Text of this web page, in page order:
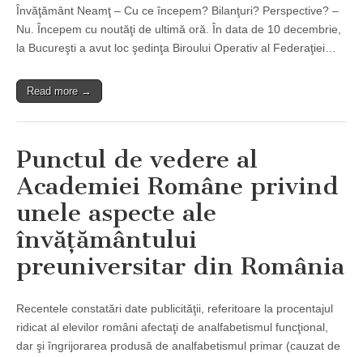
Învăţământ Neamţ – Cu ce începem? Bilanţuri? Perspective? –
Nu. Începem cu noutăţi de ultimă oră. În data de 10 decembrie,
la Bucureşti a avut loc şedinţa Biroului Operativ al Federaţiei…
Read more →
Punctul de vedere al
Academiei Române privind
unele aspecte ale
învăţământului
preuniversitar din România
Recentele constatări date publicităţii, referitoare la procentajul
ridicat al elevilor români afectaţi de analfabetismul funcţional,
dar şi îngrijorarea produsă de analfabetismul primar (cauzat de